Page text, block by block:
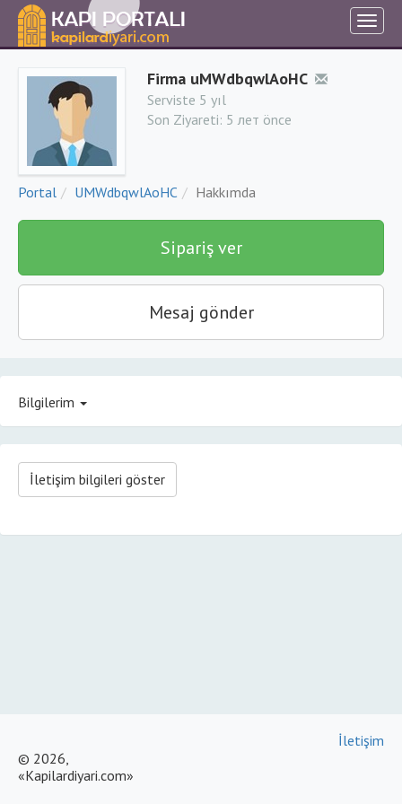
Firma uMWdbqwlAoHC
Serviste 5 yıl
Son Ziyareti: 5 лет önce
Portal UMWdbqwlAoHC Hakkımda
Sipariş ver
Mesaj gönder
Bilgilerim
İletişim bilgileri göster
© 2026,
«Kapilardiyari.com»
İletişim